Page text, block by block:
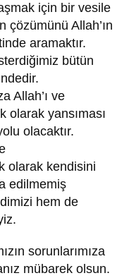
için bir vesile
çözümünü Allah’ın
aramaktır.
bütün
Allah’ı ve
olarak yansıması
olacaktır.
olarak kendisini
edilmemiş
hem de
sorunlarımıza
mübarek olsun.